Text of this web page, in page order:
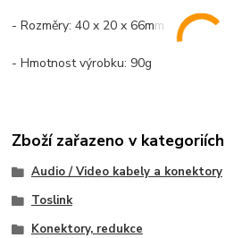
- Rozměry: 40 x 20 x 66mm
- Hmotnost výrobku: 90g
Zboží zařazeno v kategoriích
Audio / Video kabely a konektory
Toslink
Konektory, redukce